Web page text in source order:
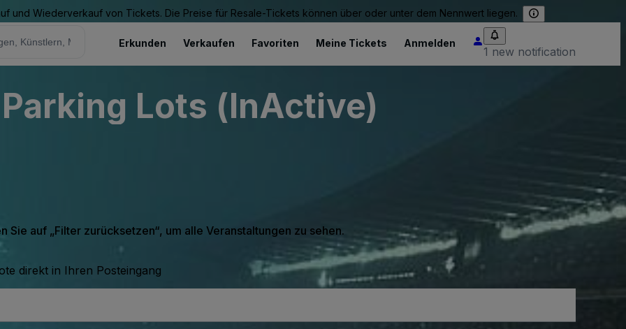
und Wiederverkauf von Tickets. Die Preise für Resale-Tickets können über oder unter dem Nennwert liegen.
Erkunden Verkaufen Favoriten Meine Tickets Anmelden
1 new notification
Lots (InActive)
Sie auf „Filter zurücksetzen“, um alle Veranstaltungen zu sehen.
direkt in Ihren Posteingang